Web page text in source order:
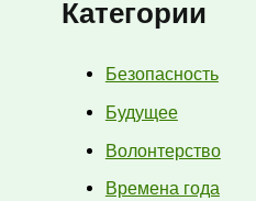
Категории
Безопасность
Будущее
Волонтерство
Времена года